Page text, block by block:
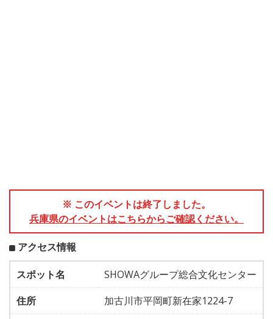
※ このイベントは終了しました。
兵庫県のイベントはこちらからご確認ください。
アクセス情報
スポット名
SHOWAグループ総合文化センター
住所
加古川市平岡町新在家1224-7